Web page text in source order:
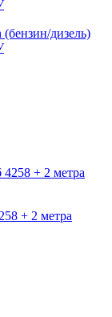
дизель)
+ 2 метра